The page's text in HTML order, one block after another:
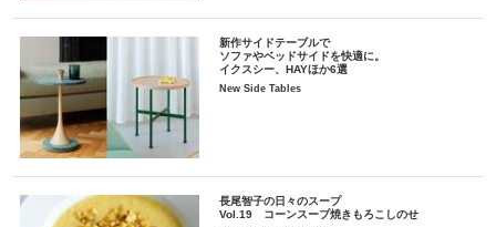
新作サイドテーブルで
ソファやベッドサイドを快適に。
イクスシー、HAYほか6選
New Side Tables
長尾智子の日々のスープ
Vol.19 コーンスープ焼きもろこしのせ